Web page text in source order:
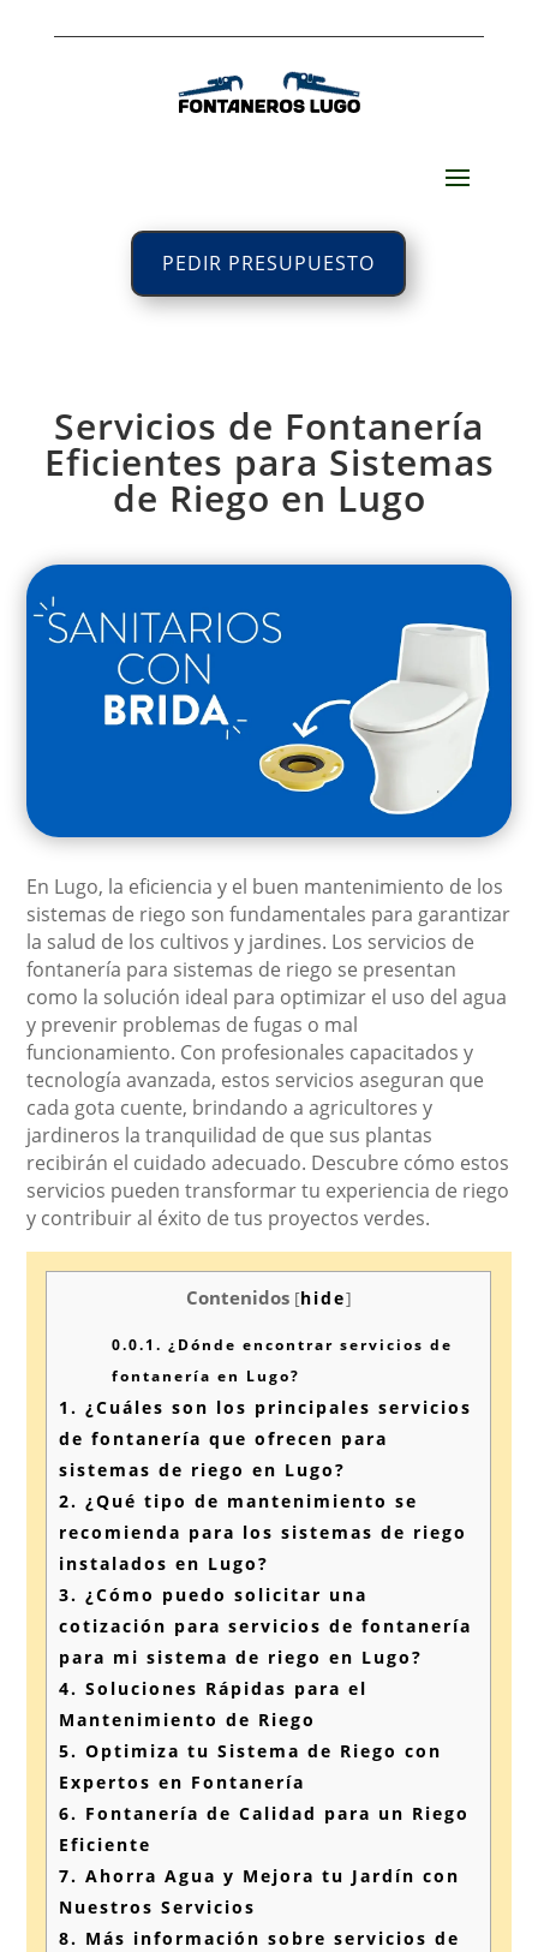
PEDIR PRESUPUESTO
Servicios de Fontanería
Eficientes para Sistemas
de Riego en Lugo
En Lugo, la eficiencia y el buen mantenimiento de los
sistemas de riego son fundamentales para garantizar
la salud de los cultivos y jardines. Los servicios de
fontanería para sistemas de riego se presentan
como la solución ideal para optimizar el uso del agua
y prevenir problemas de fugas o mal
funcionamiento. Con profesionales capacitados y
tecnología avanzada, estos servicios aseguran que
cada gota cuente, brindando a agricultores y
jardineros la tranquilidad de que sus plantas
recibirán el cuidado adecuado. Descubre cómo estos
servicios pueden transformar tu experiencia de riego
y contribuir al éxito de tus proyectos verdes.
Contenidos [hide]
0.0.1. ¿Dónde encontrar servicios de
fontanería en Lugo?
1. ¿Cuáles son los principales servicios
de fontanería que ofrecen para
sistemas de riego en Lugo?
2. ¿Qué tipo de mantenimiento se
recomienda para los sistemas de riego
instalados en Lugo?
3. ¿Cómo puedo solicitar una
cotización para servicios de fontanería
para mi sistema de riego en Lugo?
4. Soluciones Rápidas para el
Mantenimiento de Riego
5. Optimiza tu Sistema de Riego con
Expertos en Fontanería
6. Fontanería de Calidad para un Riego
Eficiente
7. Ahorra Agua y Mejora tu Jardín con
Nuestros Servicios
8. Más información sobre servicios de